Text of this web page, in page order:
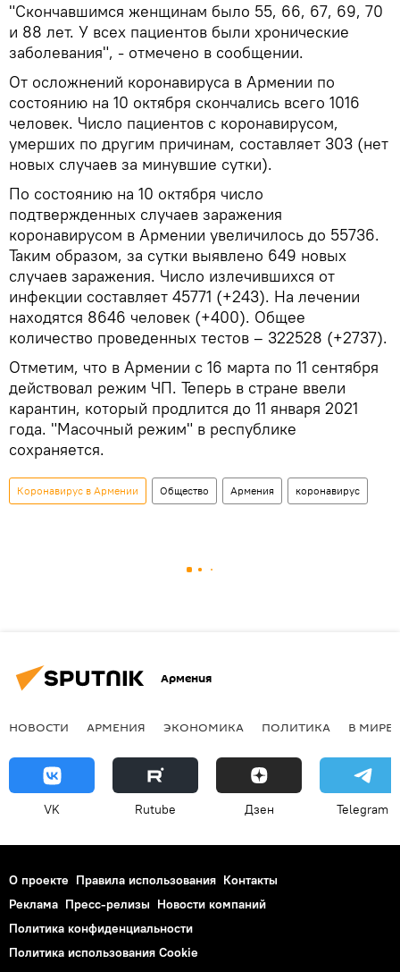
"Скончавшимся женщинам было 55, 66, 67, 69, 70
и 88 лет. У всех пациентов были хронические
заболевания", - отмечено в сообщении.
От осложнений коронавируса в Армении по
состоянию на 10 октября скончались всего 1016
человек. Число пациентов с коронавирусом,
умерших по другим причинам, составляет 303 (нет
новых случаев за минувшие сутки).
По состоянию на 10 октября число
подтвержденных случаев заражения
коронавирусом в Армении увеличилось до 55736.
Таким образом, за сутки выявлено 649 новых
случаев заражения. Число излечившихся от
инфекции составляет 45771 (+243). На лечении
находятся 8646 человек (+400). Общее
количество проведенных тестов – 322528 (+2737).
Отметим, что в Армении с 16 марта по 11 сентября
действовал режим ЧП. Теперь в стране ввели
карантин, который продлится до 11 января 2021
года. "Масочный режим" в республике
сохраняется.
Коронавирус в Армении Общество Армения коронавирус
Армения
НОВОСТИ АРМЕНИЯ ЭКОНОМИКА ПОЛИТИКА В МИРЕ
VK Rutube Дзен Telegram
О проекте Правила использования Контакты
Реклама Пресс-релизы Новости компаний
Политика конфиденциальности
Политика использования Cookie